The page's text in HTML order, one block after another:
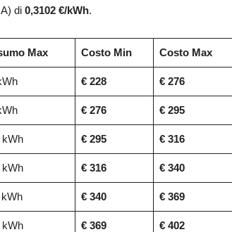
di 0,3102 €/kWh.
Max Costo Min Costo Max
€ 228 € 276
€ 276 € 295
kWh € 295 € 316
kWh € 316 € 340
kWh € 340 € 369
kWh € 369 € 402